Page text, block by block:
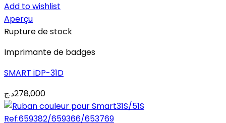
Add to wishlist
Aperçu
Rupture de stock
Imprimante de badges
SMART iDP-31D
278,000د.ج